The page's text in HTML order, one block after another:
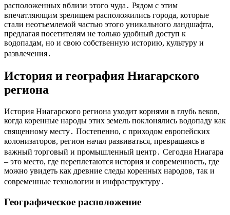
расположенных вблизи этого чуда․ Рядом с этим
впечатляющим зрелищем расположились города, которые
стали неотъемлемой частью этого уникального ландшафта,
предлагая посетителям не только удобный доступ к
водопадам, но и свою собственную историю, культуру и
развлечения․
История и география Ниагарского
региона
История Ниагарского региона уходит корнями в глубь веков,
когда коренные народы этих земель поклонялись водопаду как
священному месту․ Постепенно, с приходом европейских
колонизаторов, регион начал развиваться, превращаясь в
важный торговый и промышленный центр․ Сегодня Ниагара
– это место, где переплетаются история и современность, где
можно увидеть как древние следы коренных народов, так и
современные технологии и инфраструктуру․
Географическое расположение